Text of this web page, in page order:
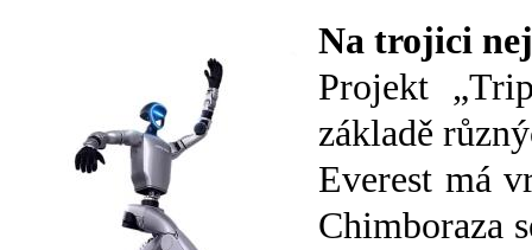
Na trojici
Projekt
základě
Everest má
Chimboraza